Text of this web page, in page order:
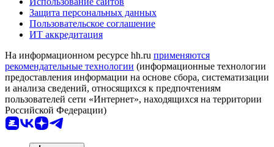
Защита персональных данных
Пользовательское соглашение
ИТ аккредитация
На информационном ресурсе hh.ru применяются
рекомендательные технологии (информационные технологии
предоставления информации на основе сбора, систематизации
и анализа сведений, относящихся к предпочтениям
пользователей сети «Интернет», находящихся на территории
Российской Федерации)